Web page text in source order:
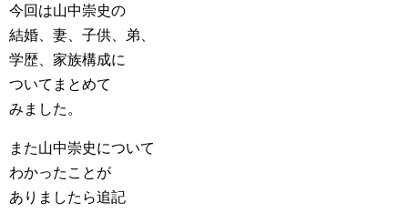
今回は山中崇史の
結婚、妻、子供、弟、
学歴、家族構成に
ついてまとめて
みました。
また山中崇史について
わかったことが
ありましたら追記